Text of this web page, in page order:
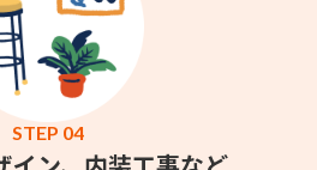
STEP 04